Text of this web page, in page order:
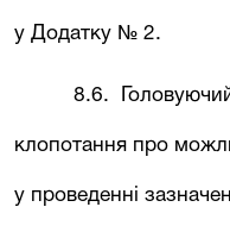
у Додатку № 2.
8.6.
клопотання про
у проведенні